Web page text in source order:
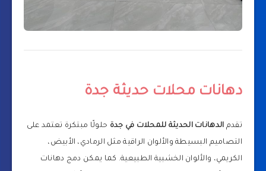
دهانات محلات حديثة جدة
تقدم الدهانات الحديثة للمحلات في جدة حلولًا مبتكرة تعتمد على
التصاميم البسيطة والألوان الراقية مثل الرمادي، الأبيض،
الكريمي، والألوان الخشبية الطبيعية. كما يمكن دمج دهانات